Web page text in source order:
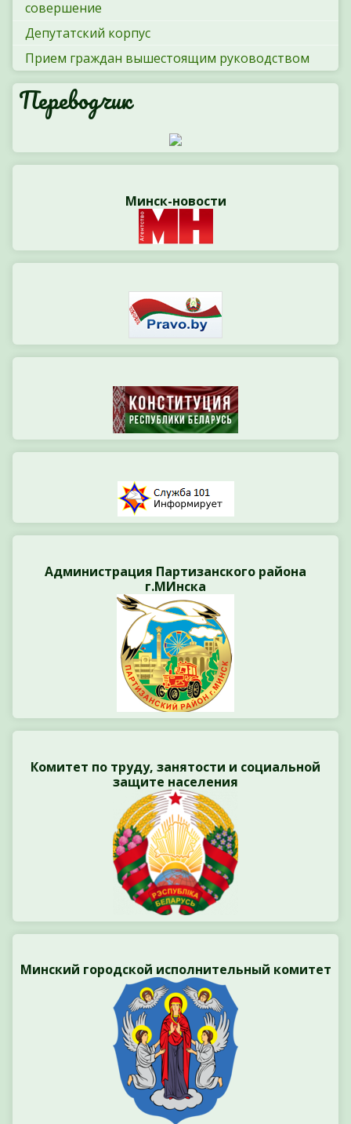
совершение
Депутатский корпус
Прием граждан вышестоящим руководством
Переводчик
Минск-новости
Администрация Партизанского района
г.МИнска
Комитет по труду, занятости и социальной
защите населения
Минский городской исполнительный комитет